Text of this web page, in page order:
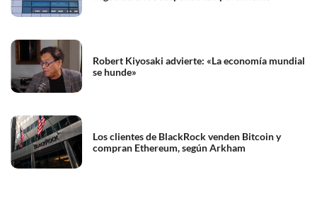
Robert Kiyosaki advierte: «La economía mundial
se hunde»
Los clientes de BlackRock venden Bitcoin y
compran Ethereum, según Arkham